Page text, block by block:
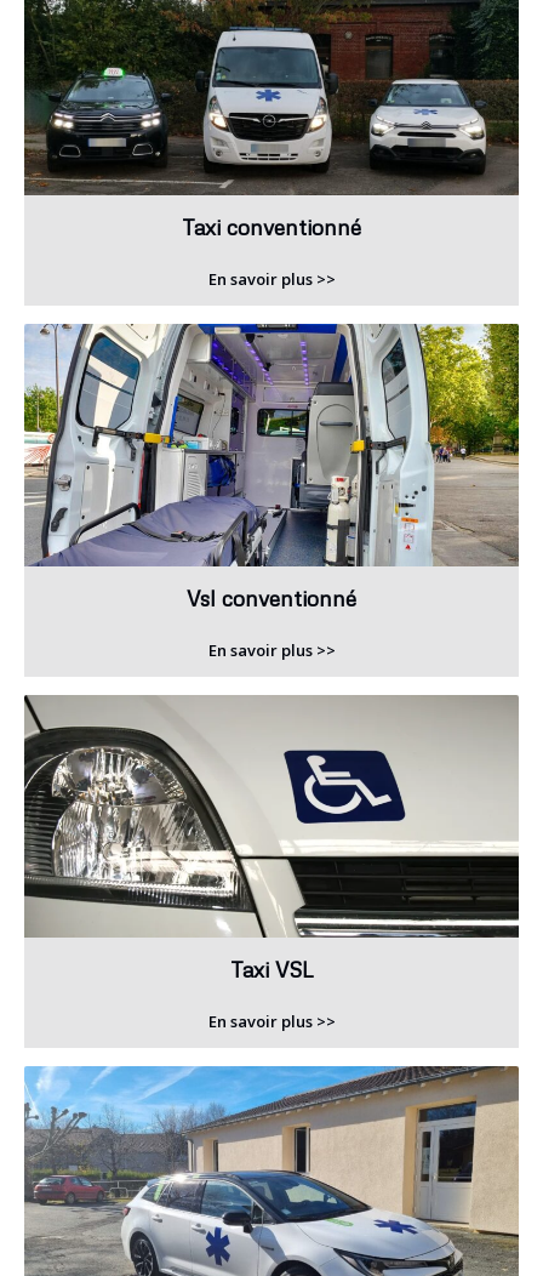
Taxi conventionné
En savoir plus >>
Vsl conventionné
En savoir plus >>
Taxi VSL
En savoir plus >>